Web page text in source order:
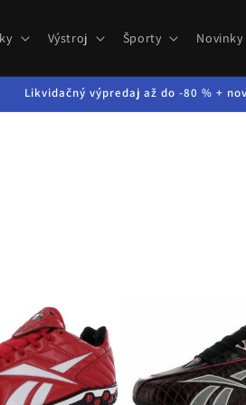
Výstroj Športy Novinky
Likvidačný výpredaj až do -80 % +